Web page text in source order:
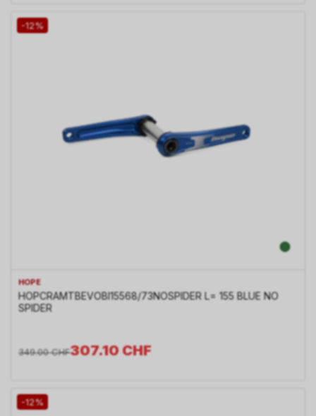
-12%
HOPE
HOPCRAMTBEVOBl15568/73NOSPIDER L= 155 BLUE NO
SPIDER
307.10CHF
349.00 CHF
-12%